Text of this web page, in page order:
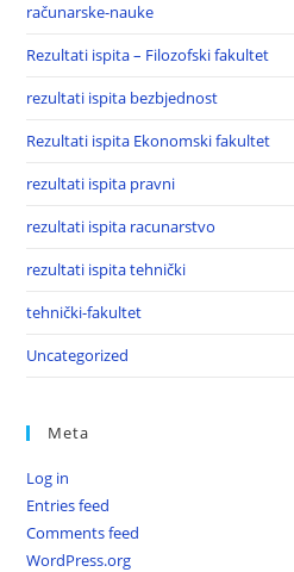
računarske-nauke
Rezultati ispita – Filozofski fakultet
rezultati ispita bezbjednost
Rezultati ispita Ekonomski fakultet
rezultati ispita pravni
rezultati ispita racunarstvo
rezultati ispita tehnički
tehnički-fakultet
Uncategorized
Meta
Log in
Entries feed
Comments feed
WordPress.org